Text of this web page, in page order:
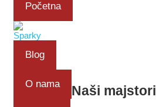
Početna
Blog
O nama Naši majstori